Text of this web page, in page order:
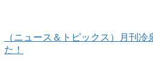
（ニュース＆トピックス）月刊
た！